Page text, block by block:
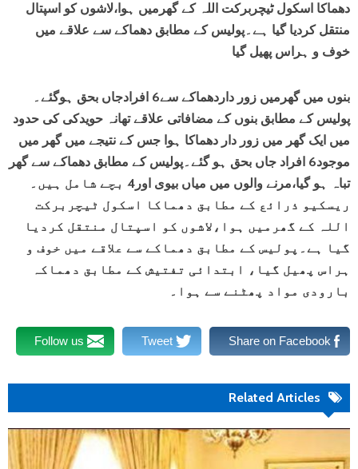
دھماکا اسکول ٹیچربرکت اللہ کے گھرمیں ہوا،لاشوں کو اسپتال
منتقل کردیا گیا ہے۔پولیس کے مطابق دھماکے سے علاقے میں
خوف و ہراس پھیل گیا
بنوں میں گھرمیں زور داردھماکے سے6 افرادجاں بحق ہوگئے۔
پولیس کے مطابق بنوں کے مضافاتی علاقے تھانہ حویدکی کی حدود
میں ایک گھر میں زور دار دھماکا ہوا جس کے نتیجے میں گھر میں
موجود6 افراد جاں بحق ہو گئے۔پولیس کے مطابق دھماکے سے گھر
تباہ ہو گیا،مرنے والوں میں میاں بیوی اور4 بچے شامل ہیں۔
ریسکیو ذرائع کے مطابق دھماکا اسکول ٹیچربرکت
اللہ کے گھرمیں ہوا،لاشوں کو اسپتال منتقل کردیا
گیا ہے۔پولیس کے مطابق دھماکے سے علاقے میں خوف و
ہراس پھیل گیا، ابتدائی تفتیش کے مطابق دھماکہ
بارودی مواد پھٹنے سے ہوا۔
Share on Facebook
Tweet
Follow us
Related Articles